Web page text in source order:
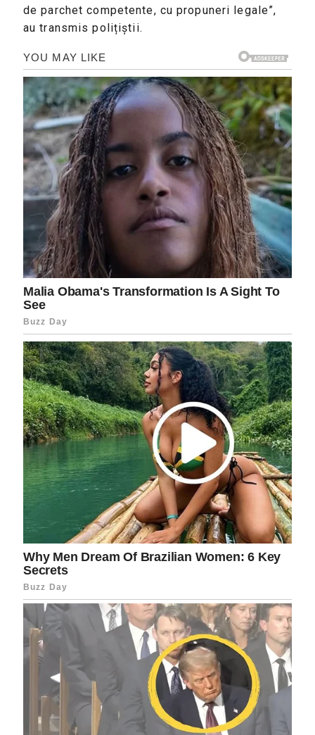
de parchet competente, cu propuneri legale”,
au transmis polițiștii.